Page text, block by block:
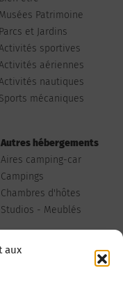
aux
Musées Patrimoine
Parcs et Jardins
sportives
aériennes
nautiques
Sports mécaniques
Autres hébergements
Aires camping-car
Campings
Chambres d'hôtes
Studios - Meublés